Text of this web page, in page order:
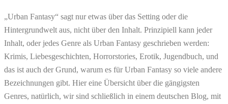
„Urban Fantasy“ sagt nur etwas über das Setting oder die
Hintergrundwelt aus, nicht über den Inhalt. Prinzipiell kann jeder
Inhalt, oder jedes Genre als Urban Fantasy geschrieben werden:
Krimis, Liebesgeschichten, Horrorstories, Erotik, Jugendbuch, und
das ist auch der Grund, warum es für Urban Fantasy so viele andere
Bezeichnungen gibt. Hier eine Übersicht über die gängigsten
Genres, natürlich, wir sind schließlich in einem deutschen Blog, mit